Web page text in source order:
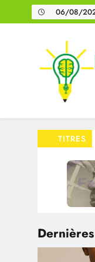
to
06/08/
Icatsi
TITRES